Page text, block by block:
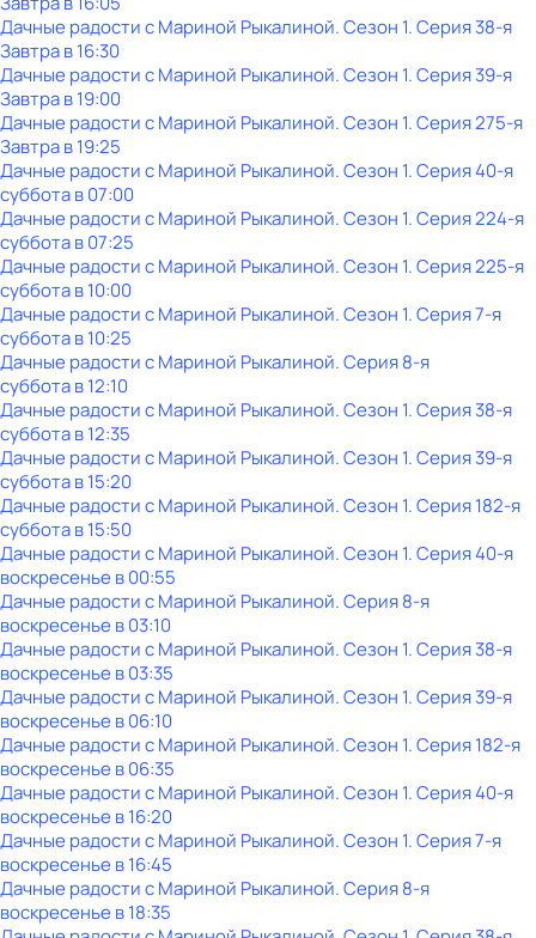
Дачные радости с Мариной Рыкалиной. Сезон 1. Серия 38-я
Завтра в 16:30
Дачные радости с Мариной Рыкалиной. Сезон 1. Серия 39-я
Завтра в 19:00
Дачные радости с Мариной Рыкалиной. Сезон 1. Серия 275-я
Завтра в 19:25
Дачные радости с Мариной Рыкалиной. Сезон 1. Серия 40-я
субботав07:00
Дачные радости с Мариной Рыкалиной. Сезон 1. Серия 224-я
субботав07:25
Дачные радости с Мариной Рыкалиной. Сезон 1. Серия 225-я
субботав10:00
Дачные радости с Мариной Рыкалиной. Сезон 1. Серия 7-я
субботав10:25
Дачные радости с Мариной Рыкалиной. Серия 8-я
субботав12:10
Дачные радости с Мариной Рыкалиной. Сезон 1. Серия 38-я
субботав12:35
Дачные радости с Мариной Рыкалиной. Сезон 1. Серия 39-я
субботав15:20
Дачные радости с Мариной Рыкалиной. Сезон 1. Серия 182-я
субботав15:50
Дачные радости с Мариной Рыкалиной. Сезон 1. Серия 40-я
воскресенье в00:55
Дачные радости с Мариной Рыкалиной. Серия 8-я
воскресенье в03:10
Дачные радости с Мариной Рыкалиной. Сезон 1. Серия 38-я
воскресенье в03:35
Дачные радости с Мариной Рыкалиной. Сезон 1. Серия 39-я
воскресенье в06:10
Дачные радости с Мариной Рыкалиной. Сезон 1. Серия 182-я
воскресенье в06:35
Дачные радости с Мариной Рыкалиной. Сезон 1. Серия 40-я
воскресенье в16:20
Дачные радости с Мариной Рыкалиной. Сезон 1. Серия 7-я
воскресенье в16:45
Дачные радости с Мариной Рыкалиной. Серия 8-я
воскресенье в18:35